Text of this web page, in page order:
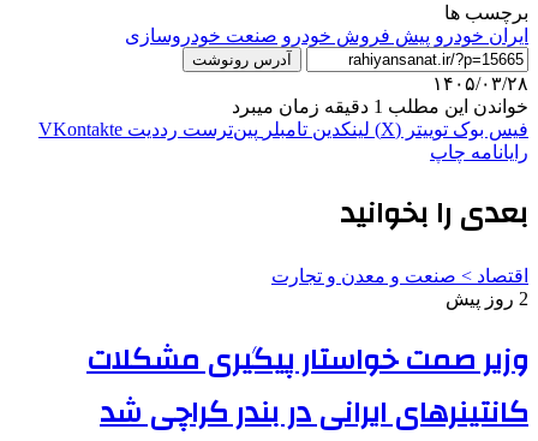
برچسب ها
ایران خودرو پیش فروش خودرو صنعت خودروسازی
آدرس رونوشت
۱۴۰۵/۰۳/۲۸
خواندن این مطلب 1 دقیقه زمان میبرد
فیس بوک توییتر (X) لینکدین ‫تامبلر ‫پین‌ترست ‫رددیت ‫VKontakte
رایانامه چاپ
بعدی را بخوانید
اقتصاد > صنعت و معدن و تجارت
2 روز پیش
وزیر صمت خواستار پیگیری مشکلات
کانتینرهای ایرانی در بندر کراچی شد